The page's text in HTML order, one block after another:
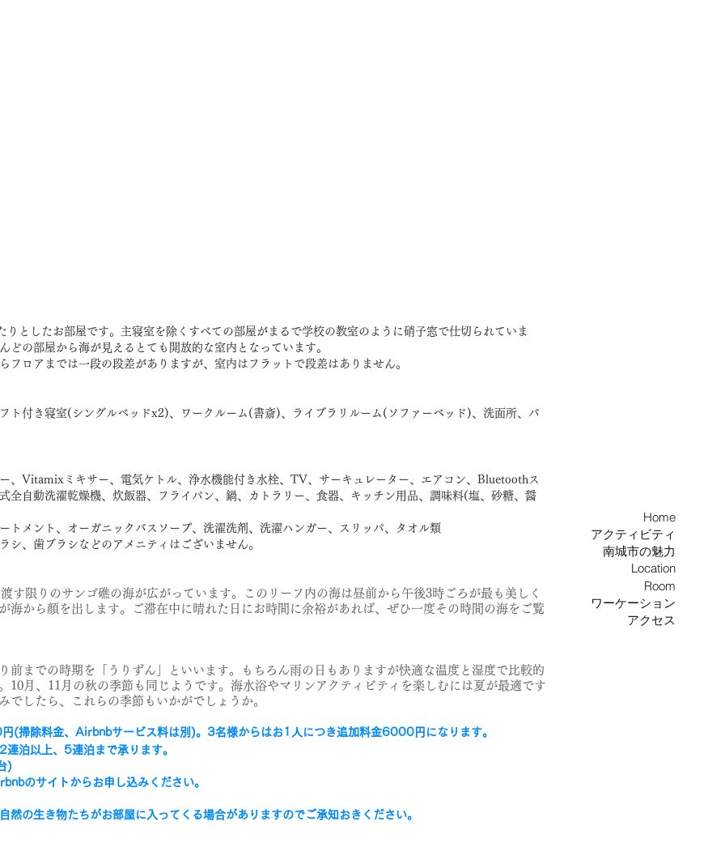
Home
アクティビティ
南城市の魅力
Location
Room
ワーケーション
アクセス
りとしたお部屋です。主寝室を除くすべての部屋がまるで学校の教室のように硝子窓で仕切られていま
どの部屋から海が見えるとても開放的な室内となっています。
フロアまでは一段の段差がありますが、室内はフラットで段差はありません。
ト付き寝室(シングルベッドx2)、ワークルーム(書斎)、ライブラリルーム(ソファーベッド)、洗面所、バ
、Vitamixミキサー、電気ケトル、浄水機能付き水栓、TV、サーキュレーター、エアコン、Bluetoothス
全自動洗濯乾燥機、​炊飯器、フライパン、鍋、カトラリー、食器、キッチン用品、調味料(塩、砂糖、醤
トメント、オーガニックバスソープ、洗濯洗剤、洗濯ハンガー、スリッパ、タオル類
シ、歯ブラシなどのアメニティはございません。
す限りのサンゴ礁の海が広がっています。このリーフ内の海は昼前から午後3時ごろが最も美しく
海から顔を出します。ご滞在中に 晴れた日にお時間に余裕があれば、 ぜひ一度その時間の海をご覧
前までの時期を「うりずん」といいます。もちろん雨の日もありますが快適な温度と湿度で比較的
10月、11月の秋の季節も同じようです。海水浴やマリンアクティビティを楽しむには夏が最適です
でしたら、これらの季節もいかがでしょうか。
(掃除料金、Airbnbサービス料は別)。3名様からはお1人につき追加料金6000円になります。
泊以上、5連泊まで承ります。
)
のサイトからお申し込みください。
然の生き物たちがお部屋に入ってくる場合がありますのでご承知おきください。